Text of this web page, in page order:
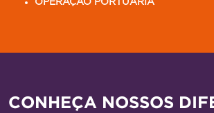
OPERAÇÃO PORTUÁRIA
CONHEÇA NOSSOS